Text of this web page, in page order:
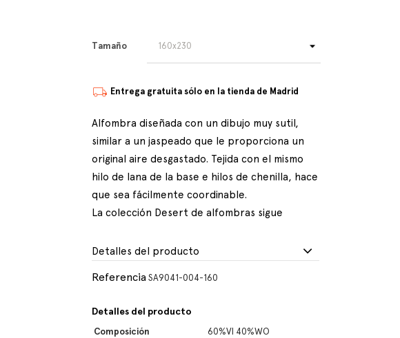
Tamaño
Entrega gratuita sólo en la tienda de Madrid
Alfombra diseñada con un dibujo muy sutil,
similar a un jaspeado que le proporciona un
original aire desgastado. Tejida con el mismo
hilo de lana de la base e hilos de chenilla, hace
que sea fácilmente coordinable.
La colección Desert de alfombras sigue
Detalles del producto
Referencia SA9041-004-160
Detalles del producto
Composición
60%VI 40%WO